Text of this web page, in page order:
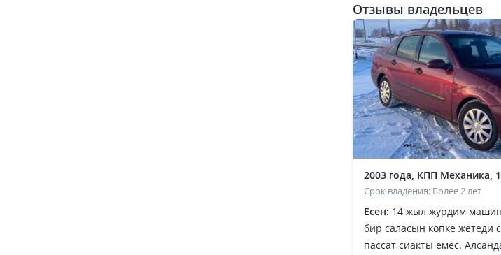
Отзывы владельцев
2003 года, КПП Механика,
Срок владения: Более 2 лет
Есен: 14 жыл журдим
бир саласын копке жетеди
пассат сиакты емес.